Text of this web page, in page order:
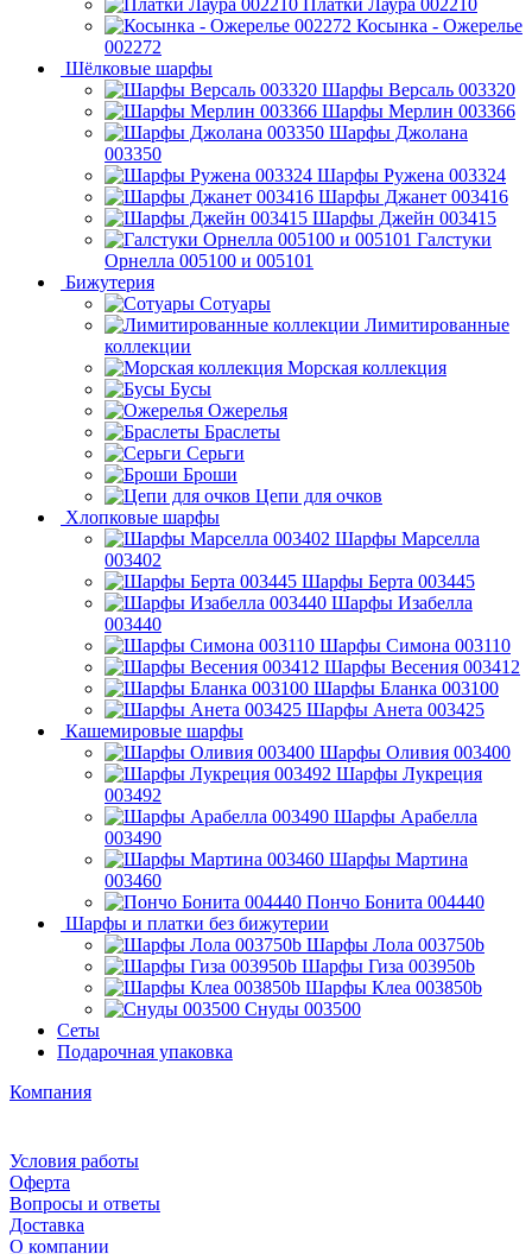
Косынка - Ожерелье
002272
Шёлковые шарфы
Шарфы Версаль 003320
Шарфы Мерлин 003366
Шарфы Джолана
003350
Шарфы Ружена 003324
Шарфы Джанет 003416
Шарфы Джейн 003415
Галстуки
Орнелла 005100 и 005101
Бижутерия
Сотуары
Лимитированные
коллекции
Морская коллекция
Бусы
Ожерелья
Браслеты
Серьги
Броши
Цепи для очков
Хлопковые шарфы
Шарфы Марселла
003402
Шарфы Берта 003445
Шарфы Изабелла
003440
Шарфы Симона 003110
Шарфы Весения 003412
Шарфы Бланка 003100
Шарфы Анета 003425
Кашемировые шарфы
Шарфы Оливия 003400
Шарфы Лукреция
003492
Шарфы Арабелла
003490
Шарфы Мартина
003460
Пончо Бонита 004440
Шарфы и платки без бижутерии
Шарфы Лола 003750b
Шарфы Гиза 003950b
Шарфы Клеа 003850b
Снуды 003500
Сеты
Подарочная упаковка
Компания
Условия работы
Оферта
Вопросы и ответы
Доставка
О компании